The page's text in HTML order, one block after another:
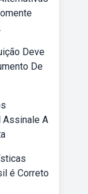
Deve
De
Assinale A
é Correto